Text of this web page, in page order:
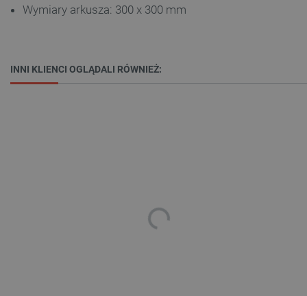
Wymiary arkusza: 300 x 300 mm
INNI KLIENCI OGLĄDALI RÓWNIEŻ: